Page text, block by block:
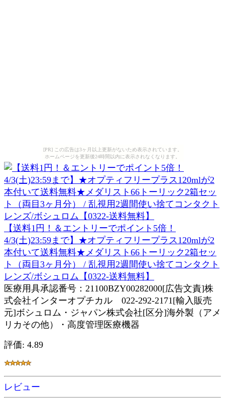
[PR] この広告は3ヶ月以上更新がないため表示されています。
ホームページを更新後24時間以内に表示されなくなります。
【送料1円！＆エントリーでポイント5倍！
4/3(土)23:59まで】★オプティフリープラス120mlが2
本付いて送料無料★メダリスト66トーリック2箱セッ
ト（両目3ヶ月分） / 乱視用2週間使い捨てコンタクト
レンズ/ボシュロム【0322-送料無料】
医療用具承認番号：21100BZY00282000[広告文責]株
式会社インターオプチカル 022-292-2171[輸入販売
元]ボシュロム・ジャパン株式会社[区分]海外製（アメ
リカその他）・高度管理医療機器
評価: 4.89
レビュー